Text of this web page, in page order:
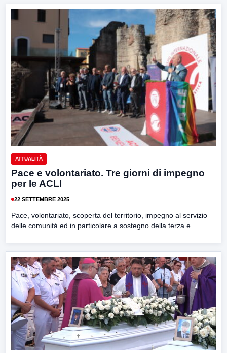
ATTUALITÀ
Pace e volontariato. Tre giorni di impegno
per le ACLI
22 SETTEMBRE 2025
Pace, volontariato, scoperta del territorio, impegno al servizio
delle comunità ed in particolare a sostegno della terza e...